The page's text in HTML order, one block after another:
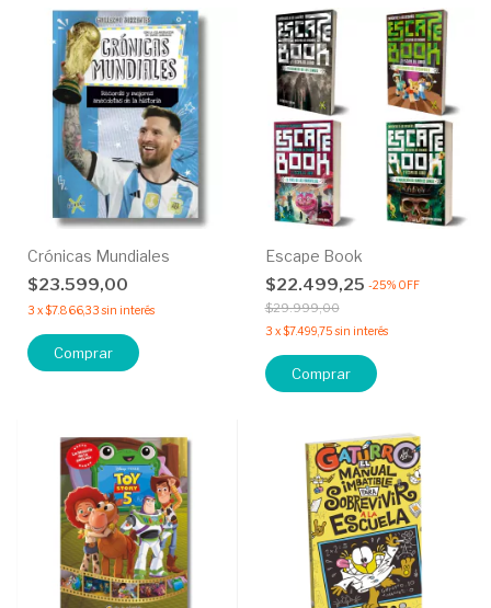
Crónicas Mundiales
$23.599,00
3 x$7.866,33 sin interés
Escape Book
$22.499,25 -25% OFF
$29.999,00
3 x$7.499,75 sin interés
Comprar